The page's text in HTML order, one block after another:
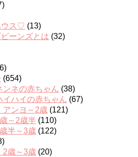
ウス♡ (13)
ーンズとは (32)
(654)
ンネの赤ちゃん (38)
イハイの赤ちゃん (67)
アンヨ～2歳 (121)
～2歳半 (110)
半～3歳 (122)
2歳～3歳 (20)